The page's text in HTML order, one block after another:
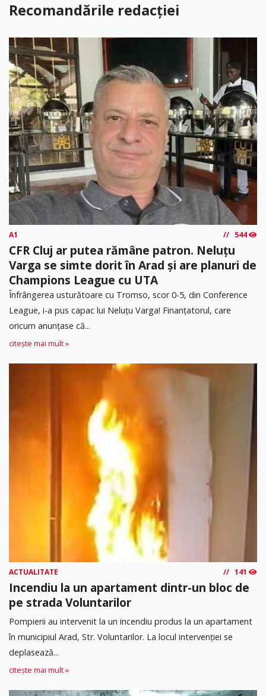
Recomandările redacției
A1 544
CFR Cluj ar putea rămâne patron. Neluțu
Varga se simte dorit în Arad și are planuri de
Champions League cu UTA
Înfrângerea usturătoare cu Tromso, scor 0-5, din Conference
League, i-a pus capac lui Neluțu Varga! Finanțatorul, care
oricum anunțase că...
citește mai mult »
ACTUALITATE 141
Incendiu la un apartament dintr-un bloc de
pe strada Voluntarilor
Pompierii au intervenit la un incendiu produs la un apartament
în municipiul Arad, Str. Voluntarilor. La locul intervenției se
deplasează...
citește mai mult »